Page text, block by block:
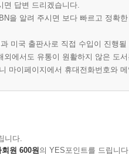
면 답변 드리겠습니다.
을 알려 주시면 보다 빠르고 정확
미국 출판사로 직접 수입이 진행될
에서도 유통이 원활하지 않은 도
마이페이지에서 휴대전화번호와
니다.
원 600원의 YES포인트를 드립니